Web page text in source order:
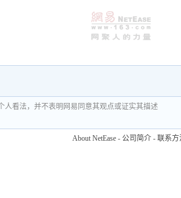
人看法，并不表明网易同意其观点或证实其描述
About NetEase - 公司简介 - 联系方